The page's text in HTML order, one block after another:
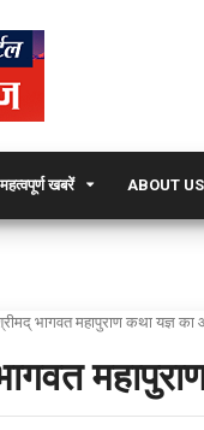
खबरें ABOUT US
भागवत महापुराण कथा यज्ञ